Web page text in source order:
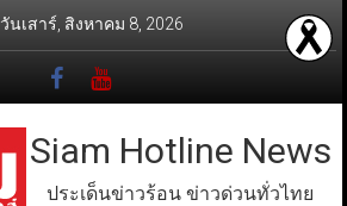
วันเสาร์, สิงหาคม 8, 2026
Siam Hotline News
ประเด็นข่าวร้อน ข่าวด่วนทั่วไทย